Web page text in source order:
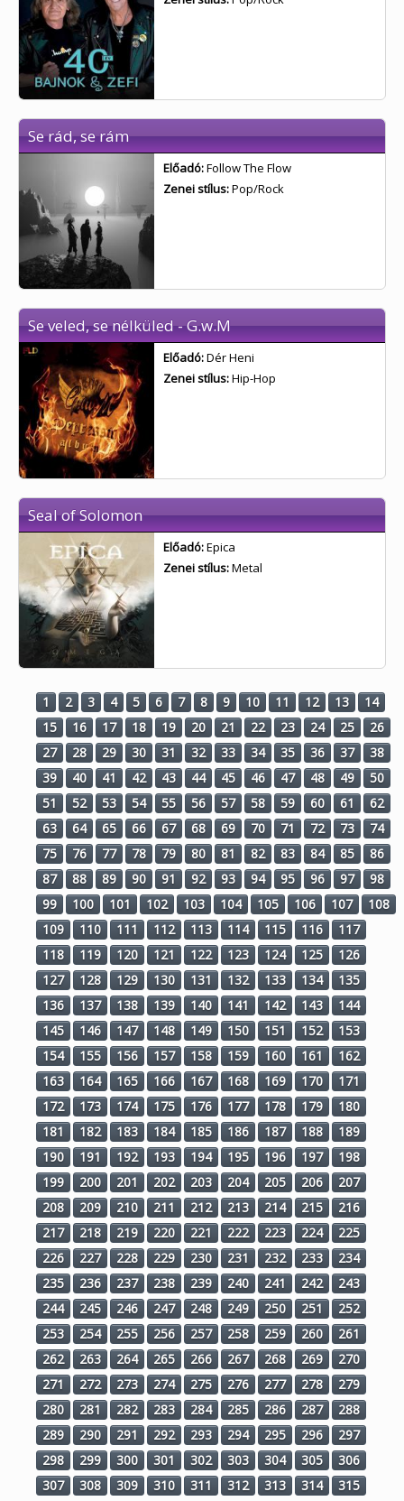
Se rád, se rám
Előadó:Follow The Flow
Zenei stílus:Pop/Rock
Se veled, se nélküled - G.w.M
Előadó:Dér Heni
Zenei stílus:Hip-Hop
Seal of Solomon
Előadó:Epica
Zenei stílus:Metal
1 2 3 4 5 6 7 8 9 10 11 12 13
14
15
16 17 18 19 20 21 22 23 24 25
26
27
28 29 30 31 32 33 34 35 36 37
38
39
40 41 42 43 44 45 46 47 48 49
50
51
52 53 54 55 56 57 58 59 60 61
62
63
64 65 66 67 68 69 70 71 72 73
74
75
76 77 78 79 80 81 82 83 84 85
86
87
88 89 90 91 92 93 94 95 96 97
98
99
100 101 102 103 104 105 106 107
108
109
110 111 112 113 114 115 116
117
118
119 120 121 122 123 124 125
126
127
128 129 130 131 132 133 134
135
136
137 138 139 140 141 142 143
144
145
146 147 148 149 150 151 152
153
154
155 156 157 158 159 160 161
162
163
164 165 166 167 168 169 170
171
172
173 174 175 176 177 178 179
180
181
182 183 184 185 186 187 188
189
190
191 192 193 194 195 196 197
198
199
200 201 202 203 204 205 206
207
208
209 210 211 212 213 214 215
216
217
218 219 220 221 222 223 224
225
226
227 228 229 230 231 232 233
234
235
236 237 238 239 240 241 242
243
244
245 246 247 248 249 250 251
252
253
254 255 256 257 258 259 260
261
262
263 264 265 266 267 268 269
270
271
272 273 274 275 276 277 278
279
280
281 282 283 284 285 286 287
288
289
290 291 292 293 294 295 296
297
298
299 300 301 302 303 304 305
306
307
308 309 310 311 312 313 314
315